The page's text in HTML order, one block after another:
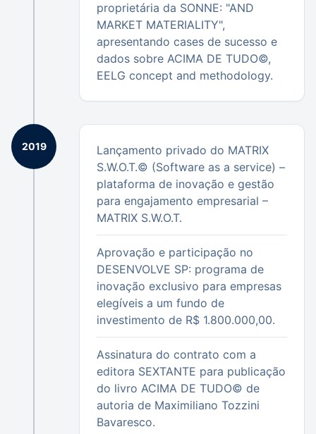
proprietária da SONNE: "AND
MARKET MATERIALITY",
apresentando cases de sucesso e
dados sobre ACIMA DE TUDO©,
EELG concept and methodology.
2019
Lançamento privado do MATRIX
S.W.O.T.© (Software as a service) –
plataforma de inovação e gestão
para engajamento empresarial –
MATRIX S.W.O.T.
Aprovação e participação no
DESENVOLVE SP: programa de
inovação exclusivo para empresas
elegíveis a um fundo de
investimento de R$ 1.800.000,00.
Assinatura do contrato com a
editora SEXTANTE para publicação
do livro ACIMA DE TUDO© de
autoria de Maximiliano Tozzini
Bavaresco.